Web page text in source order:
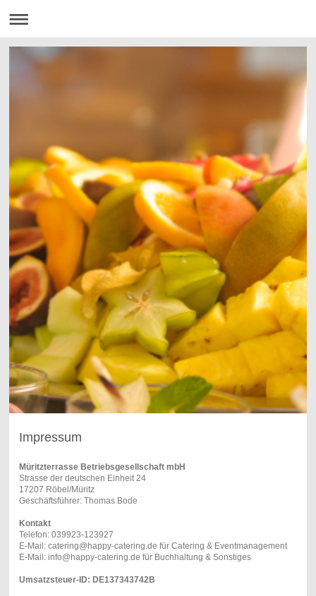
Impressum
Müritzterrasse Betriebsgesellschaft mbH
Strasse der deutschen Einheit 24
17207 Röbel/Müritz
Geschäftsführer: Thomas Bode
Kontakt
Telefon: 039923-123927
E-Mail: catering@happy-catering.de für Catering & Eventmanagement
E-Mail: info@happy-catering.de für Buchhaltung & Sonstiges
Umsatzsteuer-ID: DE137343742B